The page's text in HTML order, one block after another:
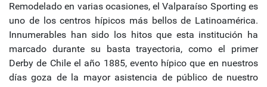
Remodelado en varias ocasiones, el Valparaíso Sporting es
uno de los centros hípicos más bellos de Latinoamérica.
Innumerables han sido los hitos que esta institución ha
marcado durante su basta trayectoria, como el primer
Derby de Chile el año 1885, evento hípico que en nuestros
días goza de la mayor asistencia de público de nuestro